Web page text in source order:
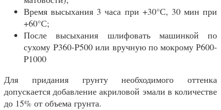
Время высыхания 3 часа при +30°С, 30 мин при
+60°С;
После высыхания шлифовать машинкой по
сухомуP360-P500 или вручную по мокрому Р600-
P1000
Для придания грунту необходимого оттенка
допускается добавление акриловой эмали в количестве
до 15% от объема грунта.